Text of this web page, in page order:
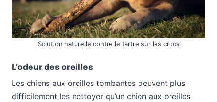
Solution naturelle contre le tartre sur les crocs
L’odeur des oreilles
Les chiens aux oreilles tombantes peuvent plus
difficilement les nettoyer qu’un chien aux oreilles